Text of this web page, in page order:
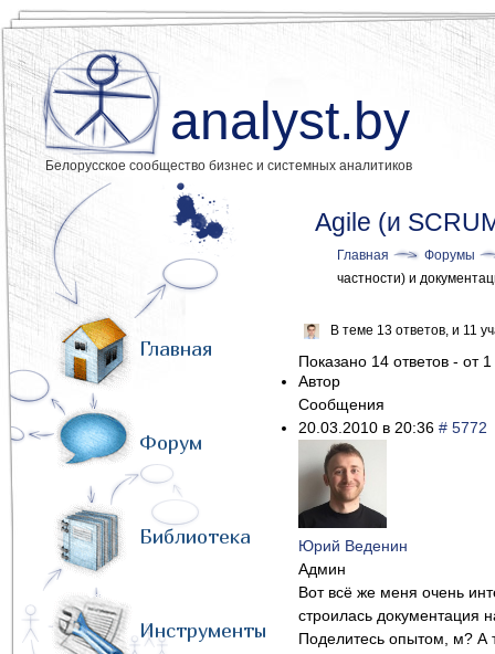
analyst.by
Белорусское сообщество бизнес и системных аналитиков
Главная
Форум
Библиотека
Инструменты
Agile (и
Главная
Форумы
частности) и
В теме 13 ответов, и 11
Показано 14 ответов - от
Автор
Сообщения
20.03.2010 в 20:36 # 5772
Юрий Веденин
Админ
Вот всё же меня очень
строилась документация
Поделитесь опытом, м? А